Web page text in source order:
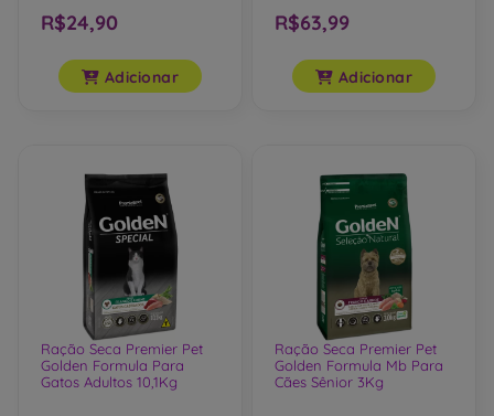
R$24,90
Adicionar
R$63,99
Adicionar
Ração Seca Premier Pet
Golden Formula Para
Gatos Adultos 10,1Kg
Ração Seca Premier Pet
Golden Formula Mb Para
Cães Sênior 3Kg